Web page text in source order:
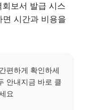
보서 발급 시스
시간과 비용을
편하게 확인하세
안내지금 바로 클
요